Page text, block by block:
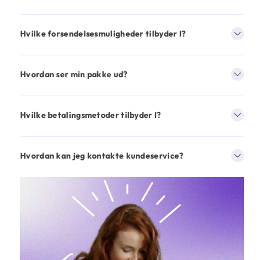
Hvilke forsendelsesmuligheder tilbyder I?
Hvordan ser min pakke ud?
Hvilke betalingsmetoder tilbyder I?
Hvordan kan jeg kontakte kundeservice?